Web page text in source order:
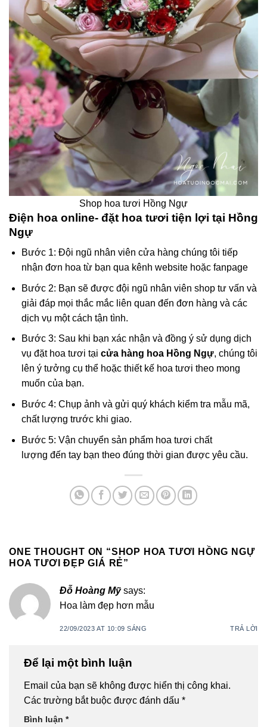
Shop hoa tươi Hồng Ngự
Điện hoa online- đặt hoa tươi tiện lợi tại Hồng
Ngự
Bước 1: Đội ngũ nhân viên cửa hàng chúng tôi tiếp
nhận đơn hoa từ bạn qua kênh website hoặc fanpage
Bước 2: Bạn sẽ được đội ngũ nhân viên shop tư vấn và
giải đáp mọi thắc mắc liên quan đến đơn hàng và các
dịch vụ một cách tận tình.
Bước 3: Sau khi bạn xác nhận và đồng ý sử dụng dịch
vụ đặt hoa tươi tại cửa hàng hoa Hồng Ngự, chúng tôi
lên ý tưởng cụ thể hoặc thiết kế hoa tươi theo mong
muốn của bạn.
Bước 4: Chụp ảnh và gửi quý khách kiểm tra mẫu mã,
chất lượng trước khi giao.
Bước 5: Vận chuyển sản phẩm hoa tươi chất
lượng đến tay bạn theo đúng thời gian được yêu cầu.
ONE THOUGHT ON “SHOP HOA TƯƠI HỒNG NGỰ
HOA TƯƠI ĐẸP GIÁ RẺ”
Đỗ Hoàng Mỹ says:
Hoa làm đẹp hơn mẫu
22/09/2023 AT 10:09 SÁNG TRẢ LỜI
Để lại một bình luận
Email của bạn sẽ không được hiển thị công khai.
Các trường bắt buộc được đánh dấu *
Bình luận *